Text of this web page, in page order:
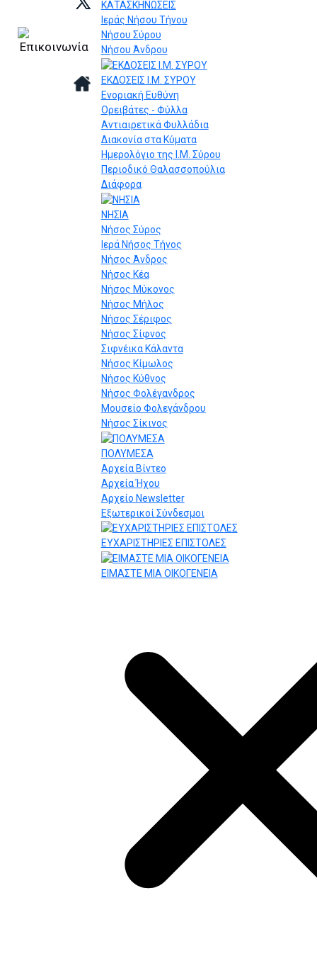
ΚΑΤΑΣΚΗΝΩΣΕΙΣ
Ιεράς Νήσου Τήνου
Νήσου Σύρου
Νήσου Άνδρου
ΕΚΔΟΣΕΙΣ Ι.Μ. ΣΥΡΟΥ
Ενοριακή Ευθύνη
Ορειβάτες - Φύλλα
Αντιαιρετικά Φυλλάδια
Διακονία στα Κύματα
Ημερολόγιο της Ι.Μ. Σύρου
Περιοδικό Θαλασσοπούλια
Διάφορα
ΝΗΣΙΑ
Νήσος Σύρος
Ιερά Νήσος Τήνος
Νήσος Άνδρος
Νήσος Κέα
Νήσος Μύκονος
Νήσος Μήλος
Νήσος Σέριφος
Νήσος Σίφνος
Σιφνέικα Κάλαντα
Νήσος Κίμωλος
Νήσος Κύθνος
Νήσος Φολέγανδρος
Μουσείο Φολεγάνδρου
Νήσος Σίκινος
ΠΟΛΥΜΕΣΑ
Αρχεία Βίντεο
Αρχεία Ήχου
Αρχείο Newsletter
Εξωτερικοί Σύνδεσμοι
ΕΥΧΑΡΙΣΤΗΡΙΕΣ ΕΠΙΣΤΟΛΕΣ
ΕΙΜΑΣΤΕ ΜΙΑ ΟΙΚΟΓΕΝΕΙΑ